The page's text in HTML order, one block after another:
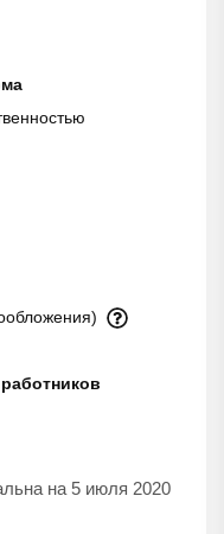
на 5 июля 2020